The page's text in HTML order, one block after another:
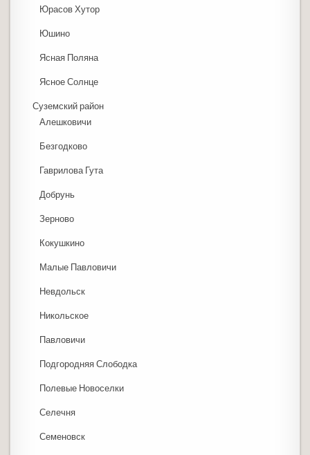
Юрасов Хутор
Юшино
Ясная Поляна
Ясное Солнце
Суземский район
Алешковичи
Безгодково
Гаврилова Гута
Добрунь
Зерново
Кокушкино
Малые Павловичи
Невдольск
Никольское
Павловичи
Подгородняя Слободка
Полевые Новоселки
Селечня
Семеновск